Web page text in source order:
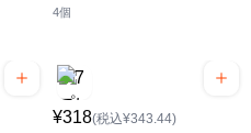
4個
¥318(税込¥343.44)